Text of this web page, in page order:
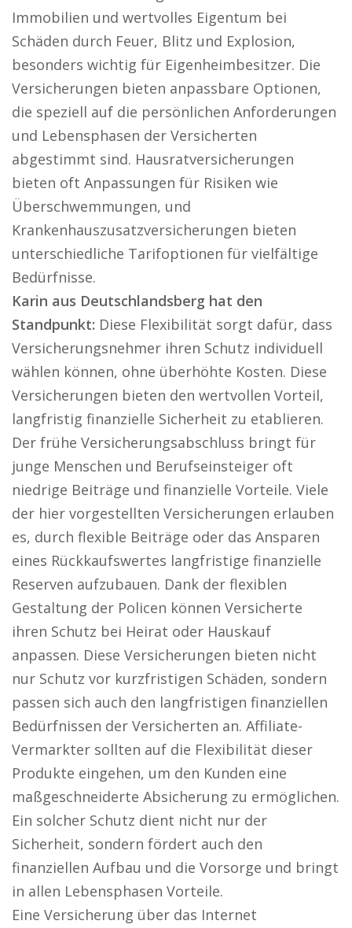
Immobilien und wertvolles Eigentum bei
Schäden durch Feuer, Blitz und Explosion,
besonders wichtig für Eigenheimbesitzer. Die
Versicherungen bieten anpassbare Optionen,
die speziell auf die persönlichen Anforderungen
und Lebensphasen der Versicherten
abgestimmt sind. Hausratversicherungen
bieten oft Anpassungen für Risiken wie
Überschwemmungen, und
Krankenhauszusatzversicherungen bieten
unterschiedliche Tarifoptionen für vielfältige
Bedürfnisse.
Karin aus Deutschlandsberg hat den
Standpunkt: Diese Flexibilität sorgt dafür, dass
Versicherungsnehmer ihren Schutz individuell
wählen können, ohne überhöhte Kosten. Diese
Versicherungen bieten den wertvollen Vorteil,
langfristig finanzielle Sicherheit zu etablieren.
Der frühe Versicherungsabschluss bringt für
junge Menschen und Berufseinsteiger oft
niedrige Beiträge und finanzielle Vorteile. Viele
der hier vorgestellten Versicherungen erlauben
es, durch flexible Beiträge oder das Ansparen
eines Rückkaufswertes langfristige finanzielle
Reserven aufzubauen. Dank der flexiblen
Gestaltung der Policen können Versicherte
ihren Schutz bei Heirat oder Hauskauf
anpassen. Diese Versicherungen bieten nicht
nur Schutz vor kurzfristigen Schäden, sondern
passen sich auch den langfristigen finanziellen
Bedürfnissen der Versicherten an. Affiliate-
Vermarkter sollten auf die Flexibilität dieser
Produkte eingehen, um den Kunden eine
maßgeschneiderte Absicherung zu ermöglichen.
Ein solcher Schutz dient nicht nur der
Sicherheit, sondern fördert auch den
finanziellen Aufbau und die Vorsorge und bringt
in allen Lebensphasen Vorteile.
Eine Versicherung über das Internet